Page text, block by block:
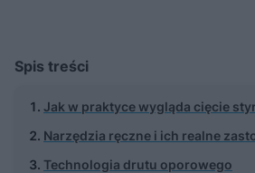
Spis treści
Jak w praktyce wygląda cięcie
Narzędzia ręczne i ich realne
Technologia drutu oporowego